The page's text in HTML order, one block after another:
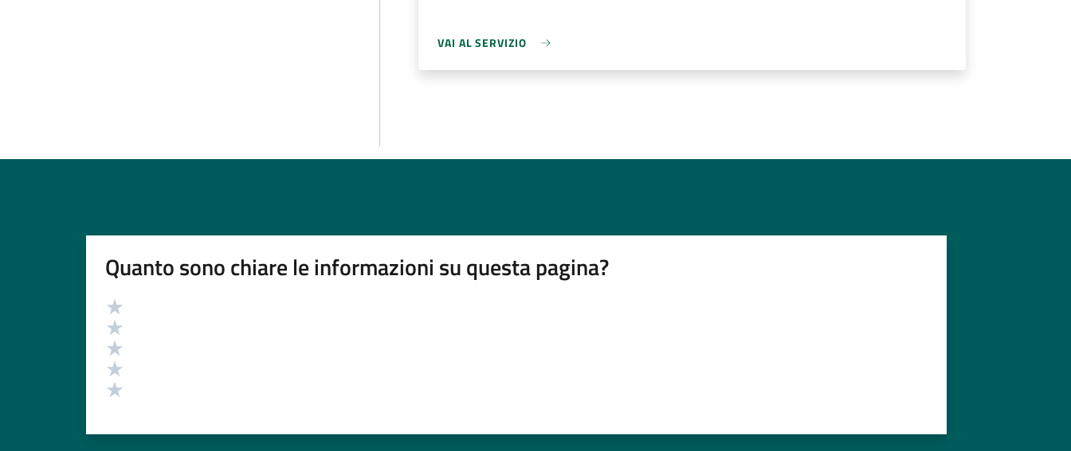
VAI AL SERVIZIO
Quanto sono chiare le informazioni su questa pagina?
Valutazione